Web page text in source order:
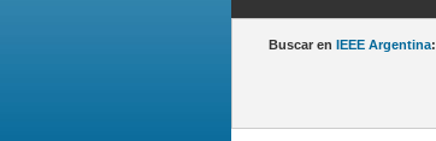
Buscar en IEEE Argentina: